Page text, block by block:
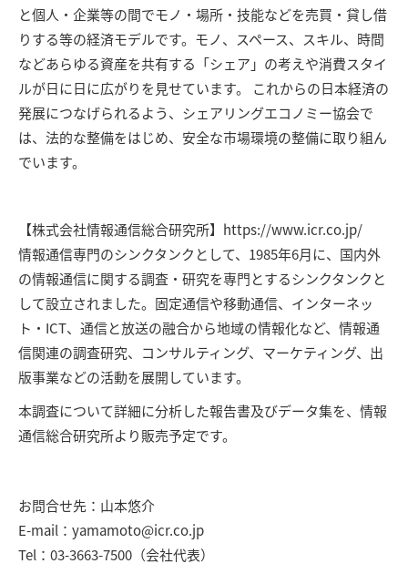
と個人・企業等の間でモノ・場所・技能などを売買・貸し借
りする等の経済モデルです。モノ、スペース、スキル、時間
などあらゆる資産を共有する「シェア」の考えや消費スタイ
ルが日に日に広がりを見せています。 これからの日本経済の
発展につなげられるよう、シェアリングエコノミー協会で
は、法的な整備をはじめ、安全な市場環境の整備に取り組ん
でいます。
【株式会社情報通信総合研究所】https://www.icr.co.jp/
情報通信専門のシンクタンクとして、1985年6月に、国内外
の情報通信に関する調査・研究を専門とするシンクタンクと
して設立されました。固定通信や移動通信、インターネッ
ト・ICT、通信と放送の融合から地域の情報化など、情報通
信関連の調査研究、コンサルティング、マーケティング、出
版事業などの活動を展開しています。
本調査について詳細に分析した報告書及びデータ集を、情報
通信総合研究所より販売予定です。
お問合せ先：山本悠介
E-mail：yamamoto@icr.co.jp
Tel：03-3663-7500（会社代表）